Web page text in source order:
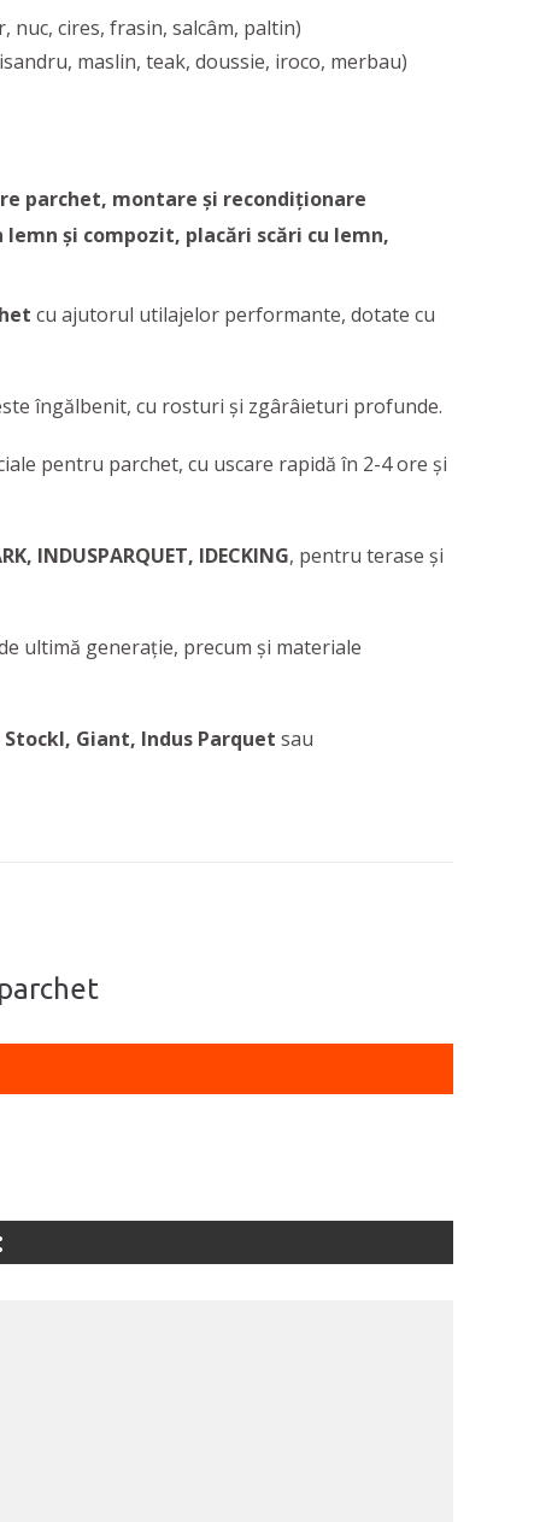
nuc, cires, frasin, salcâm, paltin)
maslin, teak, doussie, iroco, merbau)
parchet, montare și recondiționare
și compozit, placări scări cu lemn,
cu ajutorul utilajelor performante, dotate cu
îngălbenit, cu rosturi și zgârâieturi profunde.
pentru parchet, cu uscare rapidă în 2-4 ore și
INDUSPARQUET, IDECKING, pentru terase și
ultimă generație, precum și materiale
Giant, Indus Parquet sau